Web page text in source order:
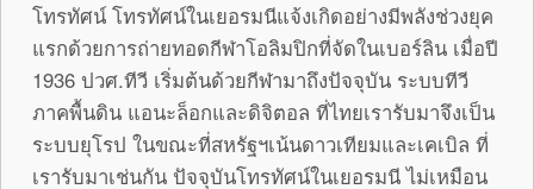
โทรทัศน์ โทรทัศน์ในเยอรมนีแจ้งเกิดอย่างมีพลังช่วงยุค
แรกด้วยการถ่ายทอดกีฬาโอลิมปิกที่จัดในเบอร์ลิน เมื่อปี
1936 ปวศ.ทีวี เริ่มต้นด้วยกีฬามาถึงปัจจุบัน ระบบทีวี
ภาคพื้นดิน แอนะล็อกและดิจิตอล ที่ไทยเรารับมาจึงเป็น
ระบบยุโรป ในขณะที่สหรัฐฯเน้นดาวเทียมและเคเบิล ที่
เรารับมาเช่นกัน ปัจจุบันโทรทัศน์ในเยอรมนี ไม่เหมือน